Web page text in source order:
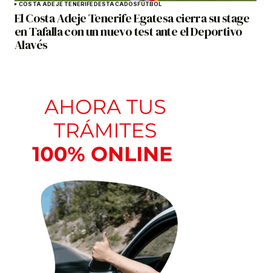
COSTA ADEJE TENERIFEDESTACADOSFÚTBOL
El Costa Adeje Tenerife Egatesa cierra su stage
en Tafalla con un nuevo test ante el Deportivo
Alavés